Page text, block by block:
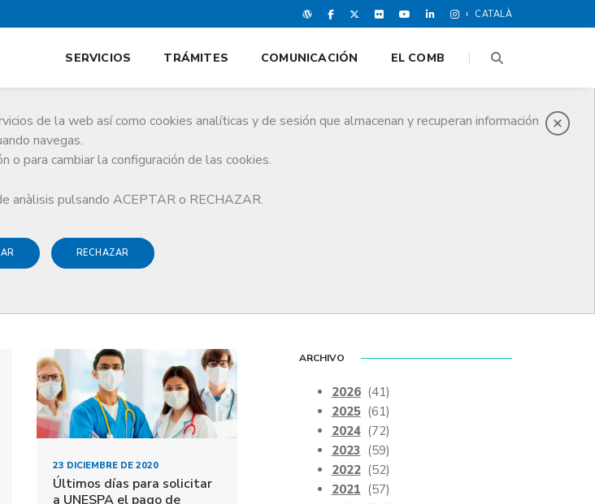
CATALÀ
de la web así como cookies analíticas y de sesión que almacenan y recuperan información
navegas.
o para cambiar la configuración de las cookies.
anàlisis pulsando ACEPTAR o RECHAZAR.
RECHAZAR
SERVICIOS TRÁMITES COMUNICACIÓN EL COMB
23 DICIEMBRE DE 2020
Últimos días para solicitar
a UNESPA el pago de
ARCHIVO
2026 (41)
2025 (61)
2024 (72)
2023 (59)
2022 (52)
2021 (57)